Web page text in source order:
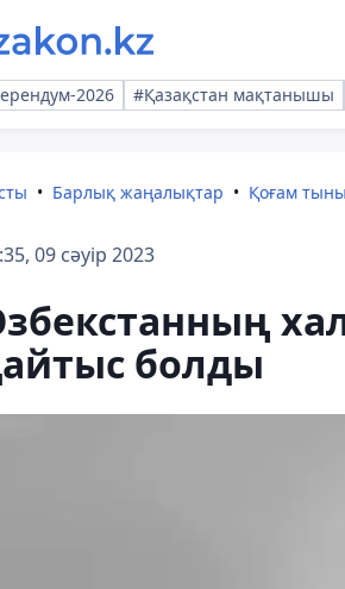
2026 #Қазақстан мақтанышы
Барлық жаңалықтар Қоғам
09 сәуір 2023
болды